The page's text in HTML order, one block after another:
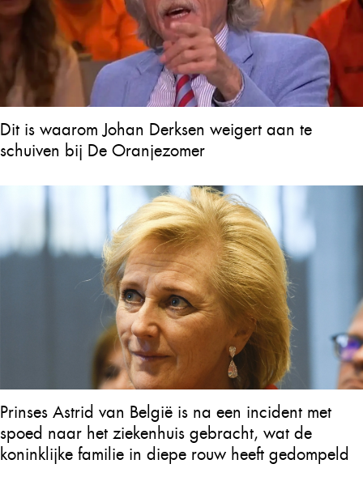
Dit is waarom Johan Derksen weigert aan te
schuiven bij De Oranjezomer
Prinses Astrid van België is na een incident met
spoed naar het ziekenhuis gebracht, wat de
koninklijke familie in diepe rouw heeft gedompeld